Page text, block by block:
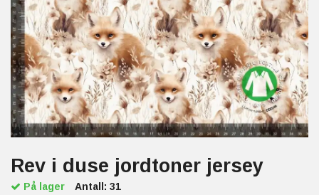
Rev i duse jordtoner jersey
På lager Antall: 31